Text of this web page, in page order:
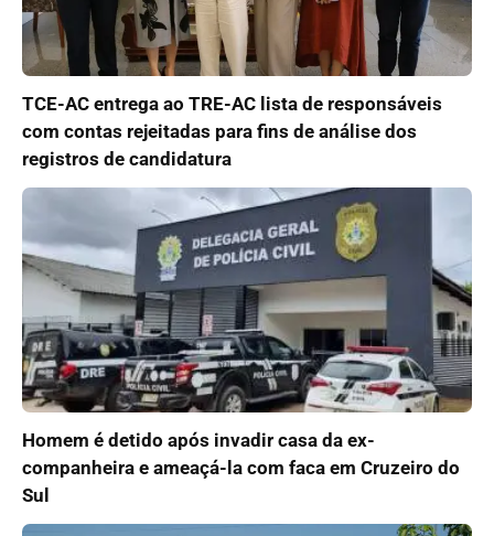
TCE-AC entrega ao TRE-AC lista de responsáveis
com contas rejeitadas para fins de análise dos
registros de candidatura
Homem é detido após invadir casa da ex-
companheira e ameaçá-la com faca em Cruzeiro do
Sul